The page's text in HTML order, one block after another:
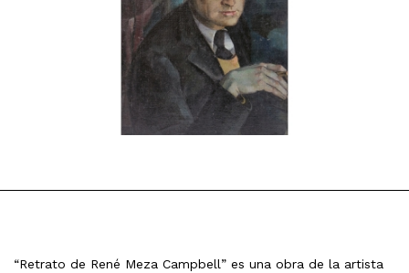
“Retrato de René Meza Campbell” es una obra de la artista